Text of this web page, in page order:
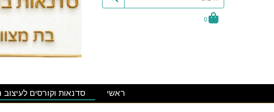
0
ראשי סדנאות וקורסים לעיצוב